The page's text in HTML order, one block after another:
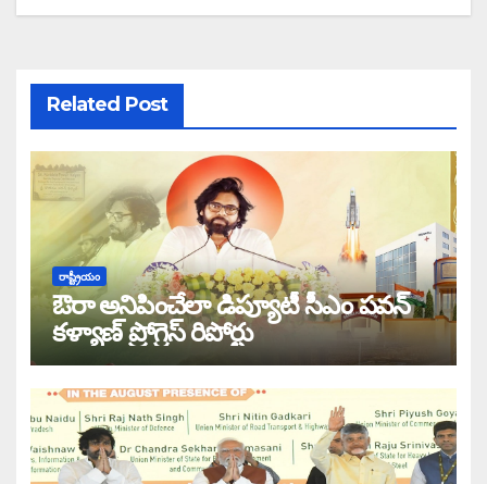
Related Post
రాష్ట్రీయం
ఔరా అనిపించేలా డిప్యూటీ సీఎం పవన్
కళ్యాణ్ ప్రోగ్రెస్ రిపోర్టు